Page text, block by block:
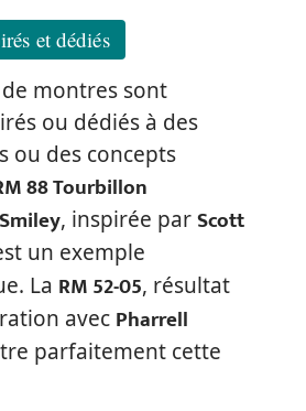
et dédiés
montres sont
ou dédiés à des
ou des concepts
88 Tourbillon
, inspirée parScott
un exemple
La RM 52-05, résultat
avec Pharrell
parfaitement cette